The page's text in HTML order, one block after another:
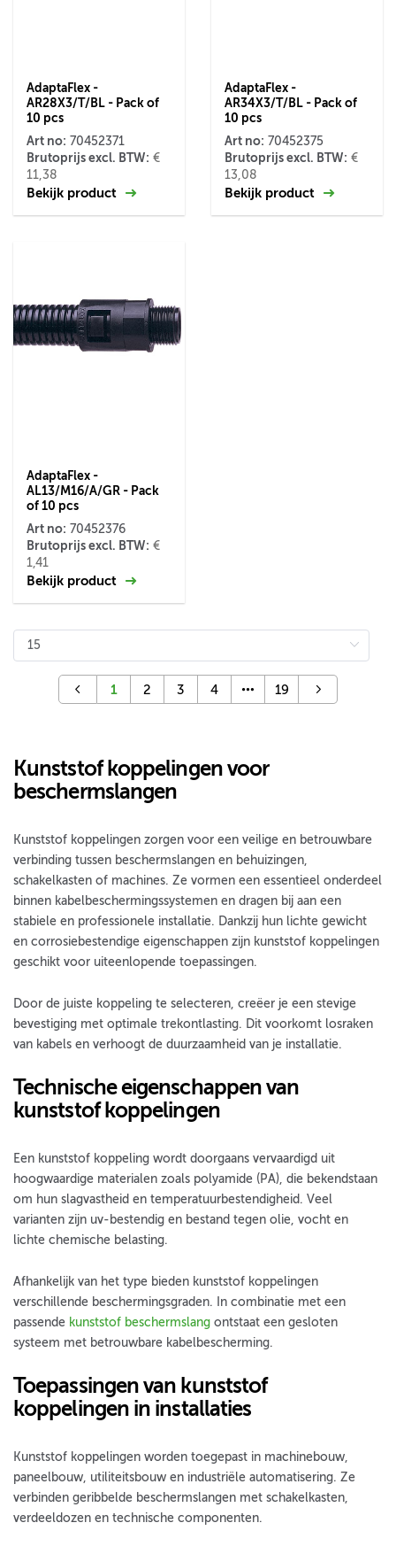
AdaptaFlex -
AR28X3/T/BL - Pack of
10 pcs
Art no: 70452371
Brutoprijs excl. BTW: €
11,38
Bekijk product
AdaptaFlex -
AR34X3/T/BL - Pack of
10 pcs
Art no: 70452375
Brutoprijs excl. BTW: €
13,08
Bekijk product
AdaptaFlex -
AL13/M16/A/GR - Pack
of 10 pcs
Art no: 70452376
Brutoprijs excl. BTW: €
1,41
Bekijk product
1 2 3 4 19
Kunststof koppelingen voor
beschermslangen
Kunststof koppelingen zorgen voor een veilige en betrouwbare
verbinding tussen beschermslangen en behuizingen,
schakelkasten of machines. Ze vormen een essentieel onderdeel
binnen kabelbeschermingssystemen en dragen bij aan een
stabiele en professionele installatie. Dankzij hun lichte gewicht
en corrosiebestendige eigenschappen zijn kunststof koppelingen
geschikt voor uiteenlopende toepassingen.
Door de juiste koppeling te selecteren, creëer je een stevige
bevestiging met optimale trekontlasting. Dit voorkomt losraken
van kabels en verhoogt de duurzaamheid van je installatie.
Technische eigenschappen van
kunststof koppelingen
Een kunststof koppeling wordt doorgaans vervaardigd uit
hoogwaardige materialen zoals polyamide (PA), die bekendstaan
om hun slagvastheid en temperatuurbestendigheid. Veel
varianten zijn uv-bestendig en bestand tegen olie, vocht en
lichte chemische belasting.
Afhankelijk van het type bieden kunststof koppelingen
verschillende beschermingsgraden. In combinatie met een
passende kunststof beschermslang ontstaat een gesloten
systeem met betrouwbare kabelbescherming.
Toepassingen van kunststof
koppelingen in installaties
Kunststof koppelingen worden toegepast in machinebouw,
paneelbouw, utiliteitsbouw en industriële automatisering. Ze
verbinden geribbelde beschermslangen met schakelkasten,
verdeeldozen en technische componenten.